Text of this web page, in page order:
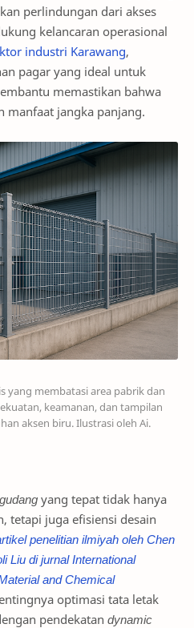
perlindungan dari akses
kelancaran operasional
industri Karawang,
pagar yang ideal untuk
memastikan bahwa
manfaat jangka panjang.
yang membatasi area pabrik dan
keamanan, dan tampilan
aksen biru. Ilustrasi oleh Ai.
yang tepat tidak hanya
tetapi juga efisiensi desain
penelitian ilmiyah oleh Chen
Liu di jurnal International
and Chemical
optimasi tata letak
pendekatan dynamic